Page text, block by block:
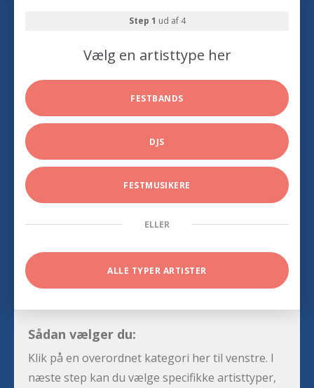
Step 1 ud af 4
Vælg en artisttype her
FESTBANDS
DJS
FESTMUSIKERE
ELLER
ALLE TYPER ARTISTER
Sådan vælger du:
Klik på en overordnet kategori her til venstre. I
næste step kan du vælge specifikke artisttyper,